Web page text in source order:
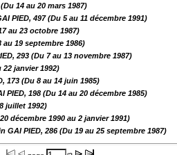
14 au 20 mars 1987)
PIED, 497 (Du 5 au 11 décembre 1991)
au 23 octobre 1987)
au 19 septembre 1986)
293 (Du 7 au 13 novembre 1987)
22 janvier 1992)
173 (Du 8 au 14 juin 1985)
PIED, 198 (Du 14 au 20 décembre 1985)
juillet 1992)
décembre 1990 au 2 janvier 1991)
GAI PIED, 286 (Du 19 au 25 septembre 1987)